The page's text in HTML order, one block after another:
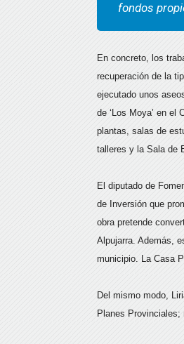
fondos
En concreto, los
recuperación de la
ejecutado unos
de ‘Los Moya’ en
plantas, salas de
talleres y la Sala de
El diputado de
de Inversión que
obra pretende
Alpujarra. Además,
municipio. La Casa
Del mismo modo,
Planes Provinciales;